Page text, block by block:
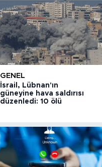
GENEL
İsrail, Lübnan'ın
güneyine hava saldırısı
düzenledi: 10 ölü